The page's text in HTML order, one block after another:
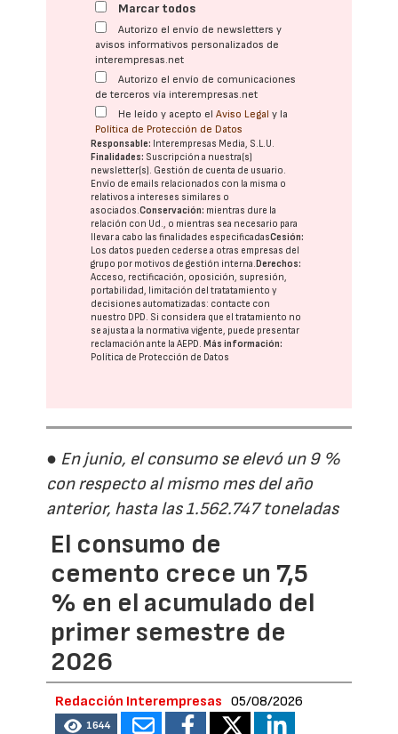
Marcar todos
Autorizo el envío de newsletters y
avisos informativos personalizados de
interempresas.net
Autorizo el envío de comunicaciones
de terceros vía interempresas.net
He leído y acepto elAviso Legal y la
Política de Protección de Datos
Responsable: Interempresas Media, S.L.U.
Finalidades: Suscripción a nuestra(s)
newsletter(s). Gestión de cuenta de usuario.
Envío de emails relacionados con la misma o
relativos a intereses similares o
asociados.Conservación: mientras dure la
relación con Ud., o mientras sea necesario para
llevar a cabo las finalidades especificadasCesión:
Los datos pueden cederse a otras empresas del
grupo por motivos de gestión interna. Derechos:
Acceso, rectificación, oposición, supresión,
portabilidad, limitación del tratatamiento y
decisiones automatizadas: contacte con
nuestro DPD. Si considera que el tratamiento no
se ajusta a la normativa vigente, puede presentar
reclamación ante laAEPD. Más información:
Política de Protección de Datos
● En junio, el consumo se elevó un 9 %
con respecto al mismo mes del año
anterior, hasta las 1.562.747 toneladas
El consumo de
cemento crece un 7,5
% en el acumulado del
primer semestre de
2026
Redacción Interempresas 05/08/2026
1644